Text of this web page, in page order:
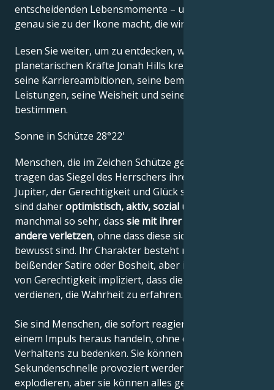
entscheidenden Lebensmomente – und enthüllt, was
genau sie zu der Ikone macht, die wir bewundern
Lesen Sie weiter, um zu entdecken, wie die
planetarischen Kräfte Jonah Hills kreatives Genie,
seine Karriereambitionen, seine bemerkenswerten
Leistungen, seine Weisheit und seinen Witz
bestimmen.
Sonne in Schütze 28°22'
Menschen, die im Zeichen Schütze geboren sind,
tragen das Siegel des Herrschers ihres Zeichens,
Jupiter, der Gerechtigkeit und Glück symbolisiert. Sie
sind daheroptimistisch, aktiv, sozial und sehr ehrlich,
manchmal so sehr, dass sie mit ihrer Direktheit
andere verletzen, ohne dass diese sich dessen
bewusst sind. Ihr Charakter besteht nicht aus
beißender Satire oder Bosheit, aber ihre Vorstellung
von Gerechtigkeit impliziert, dass die Menschen es
verdienen, die Wahrheit zu erfahren.
Sie sind Menschen, die sofort reagieren und oft aus
einem Impuls heraus handeln, ohne die Folgen ihres
Verhaltens zu bedenken. Sie können in
Sekundenschnelle provoziert werden und
explodieren, aber sie können alles genauso schnell